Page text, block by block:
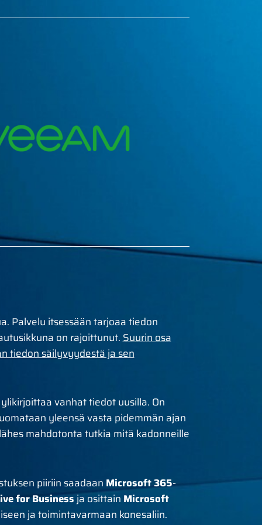
Palvelu itsessään tarjoaa tiedon
on rajoittunut. Suurin osa
tiedon säilyvyydestä ja sen
vanhat tiedot uusilla. On
yleensä vasta pidemmän ajan
mahdotonta tutkia mitä kadonneille
piiriin saadaan Microsoft 365-
for Business ja osittain Microsoft
ja toimintavarmaan konesaliin.